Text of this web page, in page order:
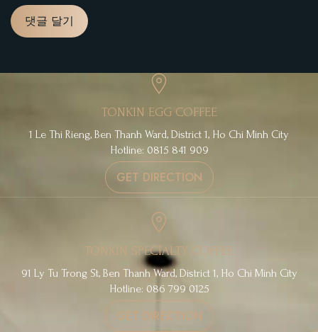
TONKIN EGG COFFEE
1 Le Thi Rieng, Ben Thanh Ward, District 1, Ho Chi Minh City
Hotline: 0815 841 909
GET DIRECTION
TONKIN SPECIALTY COFFEE
91 Ly Tu Trong St, Ben Thanh Ward, District 1, Ho Chi Minh City
Hotline: 086 799 0125
GET DIRECTION